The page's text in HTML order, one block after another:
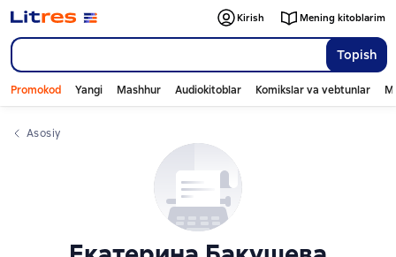
Topish
Kirish Mening kitoblarim
Promokod Yangi Mashhur Audiokitoblar Komikslar va vebtunlar
Asosiy
Слайдер с книгами
Слайдер с книгами